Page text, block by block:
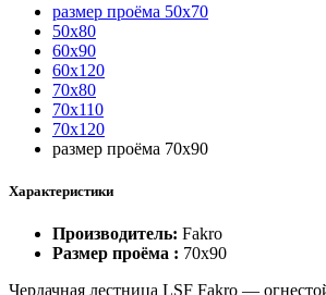
размер проёма 50x70
50x80
60x90
60x120
70x80
70x110
70x120
размер проёма 70x90
Характеристики
Производитель: Fakro
Размер проёма : 70x90
Чердачная лестница LSF Fakro —